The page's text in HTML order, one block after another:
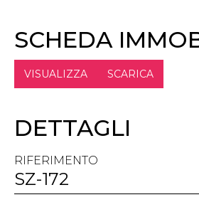
SCHEDA
VISUALIZZA SCARICA
DETTAGLI
RIFERIMENTO
SZ-172